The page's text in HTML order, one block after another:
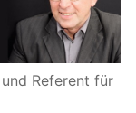
Referent für